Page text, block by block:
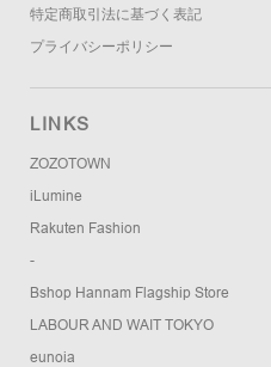
特定商取引法に基づく表記
プライバシーポリシー
LINKS
ZOZOTOWN
iLumine
Rakuten Fashion
-
Bshop Hannam Flagship Store
LABOUR AND WAIT TOKYO
eunoia